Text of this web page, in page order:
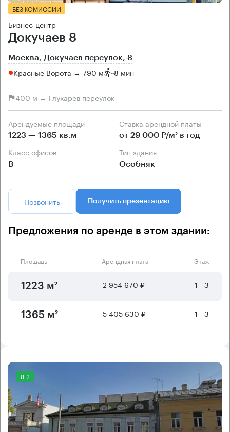
БЕЗ КОМИССИИ
Бизнес-центр
Докучаев 8
Москва, Докучаев переулок, 8
Красные Ворота → 790 м ~8 мин
400 м → Глухарев переулок
Арендуемые площади
1223 — 1365 кв.м
Ставка арендной платы
от 29 000 Р/м² в год
Класс офисов
B
Тип здания
Особняк
Позвонить Получить презентацию
Предложения по аренде в этом здании:
Площадь Арендная плата Этаж
1223 м² 2 954 670 ₽ -1 - 3
1365 м² 5 405 630 ₽ -1 - 3
8.2